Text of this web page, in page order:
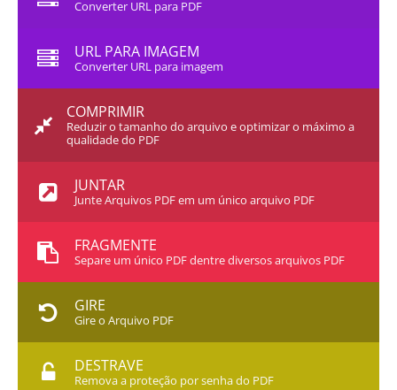
Converter URL para PDF
URL PARA IMAGEM
Converter URL para imagem
COMPRIMIR
Reduzir o tamanho do arquivo e optimizar o máximo a
qualidade do PDF
JUNTAR
Junte Arquivos PDF em um único arquivo PDF
FRAGMENTE
Separe um único PDF dentre diversos arquivos PDF
GIRE
Gire o Arquivo PDF
DESTRAVE
Remova a proteção por senha do PDF